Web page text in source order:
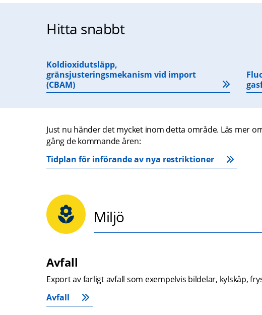
Hitta snabbt
Koldioxidutsläpp,
gränsjusteringsmekanism vid import
(CBAM)
Just nu händer det mycket inom detta område. Läs mer
gång de kommande åren:
Tidplan för införande av nya restriktioner
Miljö
Avfall
Export av farligt avfall som exempelvis bildelar, kylskåp,
Avfall